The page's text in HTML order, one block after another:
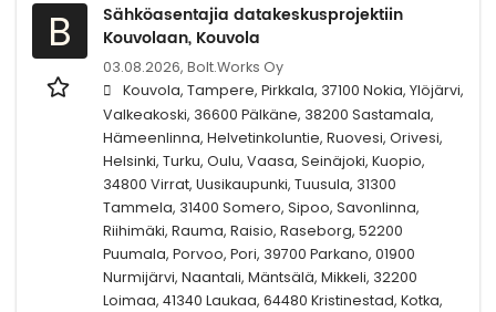
B
Sähköasentajia datakeskusprojektiin
Kouvolaan, Kouvola
03.08.2026, Bolt.Works Oy
Kouvola, Tampere, Pirkkala, 37100 Nokia, Ylöjärvi,
Valkeakoski, 36600 Pälkäne, 38200 Sastamala,
Hämeenlinna, Helvetinkoluntie, Ruovesi, Orivesi,
Helsinki, Turku, Oulu, Vaasa, Seinäjoki, Kuopio,
34800 Virrat, Uusikaupunki, Tuusula, 31300
Tammela, 31400 Somero, Sipoo, Savonlinna,
Riihimäki, Rauma, Raisio, Raseborg, 52200
Puumala, Porvoo, Pori, 39700 Parkano, 01900
Nurmijärvi, Naantali, Mäntsälä, Mikkeli, 32200
Loimaa, 41340 Laukaa, 64480 Kristinestad, Kotka,